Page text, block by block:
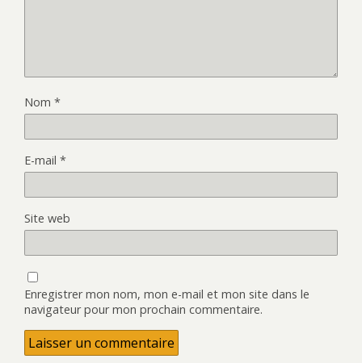
Nom *
E-mail *
Site web
Enregistrer mon nom, mon e-mail et mon site dans le
navigateur pour mon prochain commentaire.